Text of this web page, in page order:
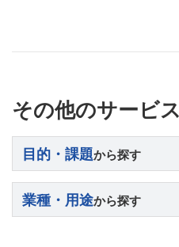
その他のサービ
目的・課題から探す
業種・用途から探す